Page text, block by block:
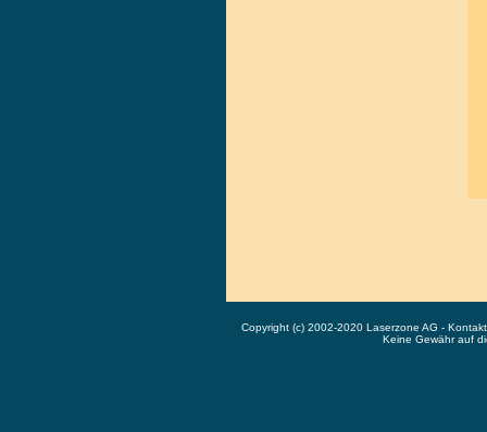
Copyright (c) 2002-2020 Laserzone AG -
Keine Gewähr auf